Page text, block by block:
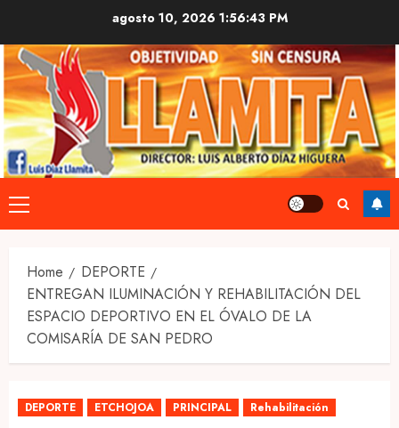
content
agosto 10, 2026 1:56:43 PM
Primary
Menu
Home
DEPORTE
ENTREGAN ILUMINACIÓN Y REHABILITACIÓN DEL
ESPACIO DEPORTIVO EN EL ÓVALO DE LA
COMISARÍA DE SAN PEDRO
DEPORTE ETCHOJOA PRINCIPAL Rehabilitación